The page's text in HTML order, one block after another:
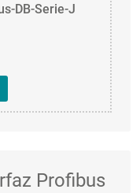
DB-Serie-J
Profibus